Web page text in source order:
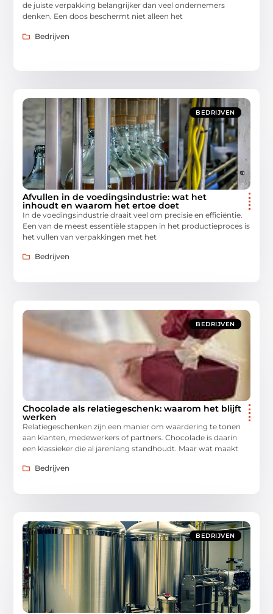
de juiste verpakking belangrijker dan veel ondernemers
denken. Een doos beschermt niet alleen het
Bedrijven
BEDRIJVEN
Afvullen in de voedingsindustrie: wat het
inhoudt en waarom het ertoe doet
In de voedingsindustrie draait veel om precisie en efficiëntie.
Een van de meest essentiële stappen in het productieproces is
het vullen van verpakkingen met het
Bedrijven
BEDRIJVEN
Chocolade als relatiegeschenk: waarom het blijft
werken
Relatiegeschenken zijn een manier om waardering te tonen
aan klanten, medewerkers of partners. Chocolade is daarin
een klassieker die al jarenlang standhoudt. Maar wat maakt
Bedrijven
BEDRIJVEN